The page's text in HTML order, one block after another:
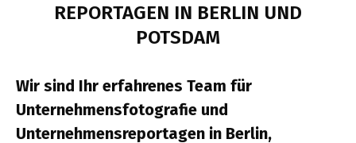
REPORTAGEN IN BERLIN UND
POTSDAM
Wir sind Ihr erfahrenes Team für
Unternehmensfotografie und
Unternehmensreportagen in Berlin,